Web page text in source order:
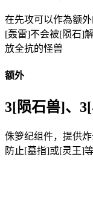
在先攻可以作為额
[轰雷]不会被[陨石]
放全抗的怪兽
额外
3[陨石兽]、
侏箩纪组件，提供
防止[墓指]或[灵王]